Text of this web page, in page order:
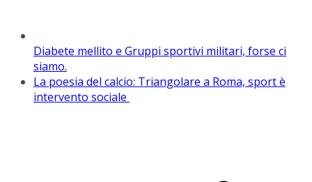
Diabete mellito e Gruppi sportivi militari, forse ci
siamo.
La poesia del calcio: Triangolare a Roma, sport è
intervento sociale